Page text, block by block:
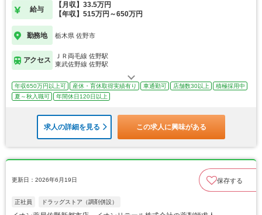
給与
【月収】33.5万円
【年収】515万円～650万円
勤務地 栃木県 佐野市
アクセス
ＪＲ両毛線 佐野駅
東武佐野線 佐野駅
年収650万円以上可 産休・育休取得実績有り 車通勤可 店舗数30以上
積極採用中
夏～秋入職可
年間休日120日以上
求人の詳細を見る この求人に興味がある
更新日：2026年6月19日 保存する
正社員 ドラッグストア（調剤併設）